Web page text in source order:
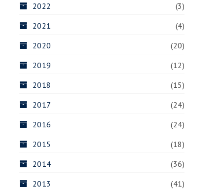
2022
(3)
2021
(4)
2020
(20)
2019
(12)
2018
(15)
2017
(24)
2016
(24)
2015
(18)
2014
(36)
2013
(41)